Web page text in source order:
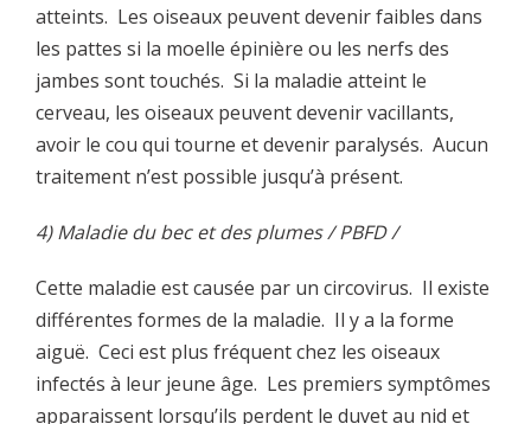
atteints. Les oiseaux peuvent devenir faibles dans
les pattes si la moelle épinière ou les nerfs des
jambes sont touchés. Si la maladie atteint le
cerveau, les oiseaux peuvent devenir vacillants,
avoir le cou qui tourne et devenir paralysés. Aucun
traitement n’est possible jusqu’à présent.
4) Maladie du bec et des plumes / PBFD /
Cette maladie est causée par un circovirus. Il existe
différentes formes de la maladie. Il y a la forme
aiguë. Ceci est plus fréquent chez les oiseaux
infectés à leur jeune âge. Les premiers symptômes
apparaissent lorsqu’ils perdent le duvet au nid et